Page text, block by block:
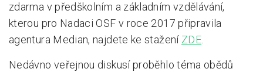
zdarma v předškolním a základním vzdělávání,
kterou pro Nadaci OSF v roce 2017 připravila
agentura Median, najdete ke stažení ZDE.
Nedávno veřejnou diskusí proběhlo téma obědů